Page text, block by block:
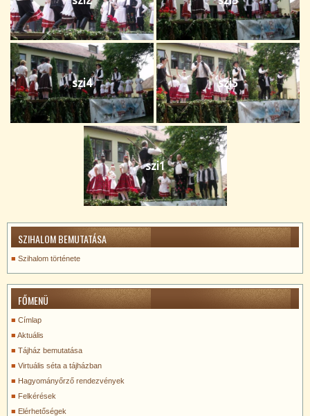
szi4 szi5
szi1
SZIHALOM BEMUTATÁSA
Szihalom története
FŐMENÜ
Címlap
Aktuális
Tájház bemutatása
Virtuális séta a tájházban
Hagyományőrző rendezvények
Felkérések
Elérhetőségek